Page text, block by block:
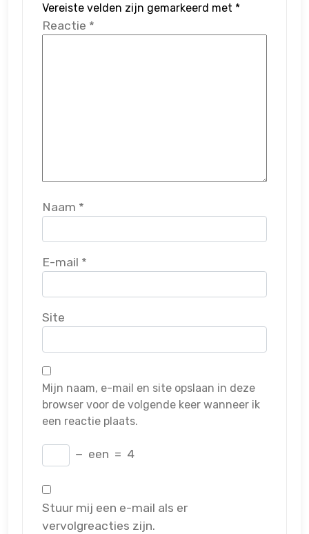
Vereiste velden zijn gemarkeerd met *
Reactie *
Naam *
E-mail *
Site
Mijn naam, e-mail en site opslaan in deze
browser voor de volgende keer wanneer ik
een reactie plaats.
− een = 4
Stuur mij een e-mail als er
vervolgreacties zijn.